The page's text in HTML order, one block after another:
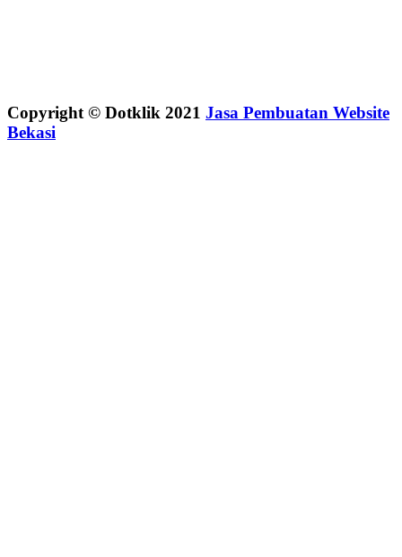
Copyright © Dotklik 2021 Jasa Pembuatan Website
Bekasi